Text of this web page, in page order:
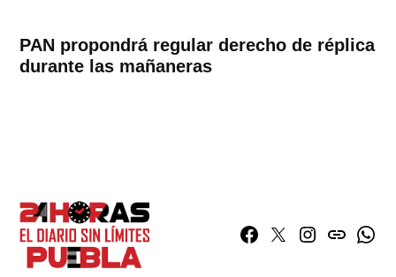
PAN propondrá regular derecho de réplica
durante las mañaneras
Facebook
TwitterInstagram
issuu